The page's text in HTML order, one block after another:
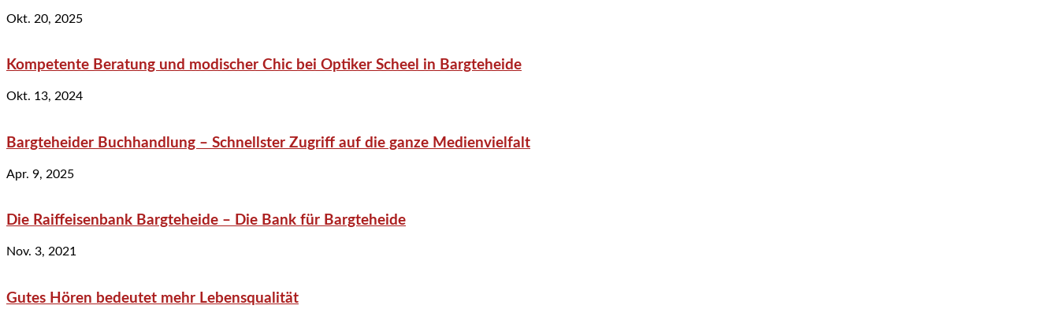
Okt. 20, 2025
Kompetente Beratung und modischer Chic bei Optiker Scheel in Bargteheide
Okt. 13, 2024
Bargteheider Buchhandlung – Schnellster Zugriff auf die ganze Medienvielfalt
Apr. 9, 2025
Die Raiffeisenbank Bargteheide – Die Bank für Bargteheide
Nov. 3, 2021
Gutes Hören bedeutet mehr Lebensqualität